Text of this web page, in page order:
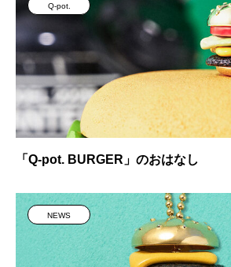
Q-pot.
「Q-pot. BURGER」のおはなし
NEWS